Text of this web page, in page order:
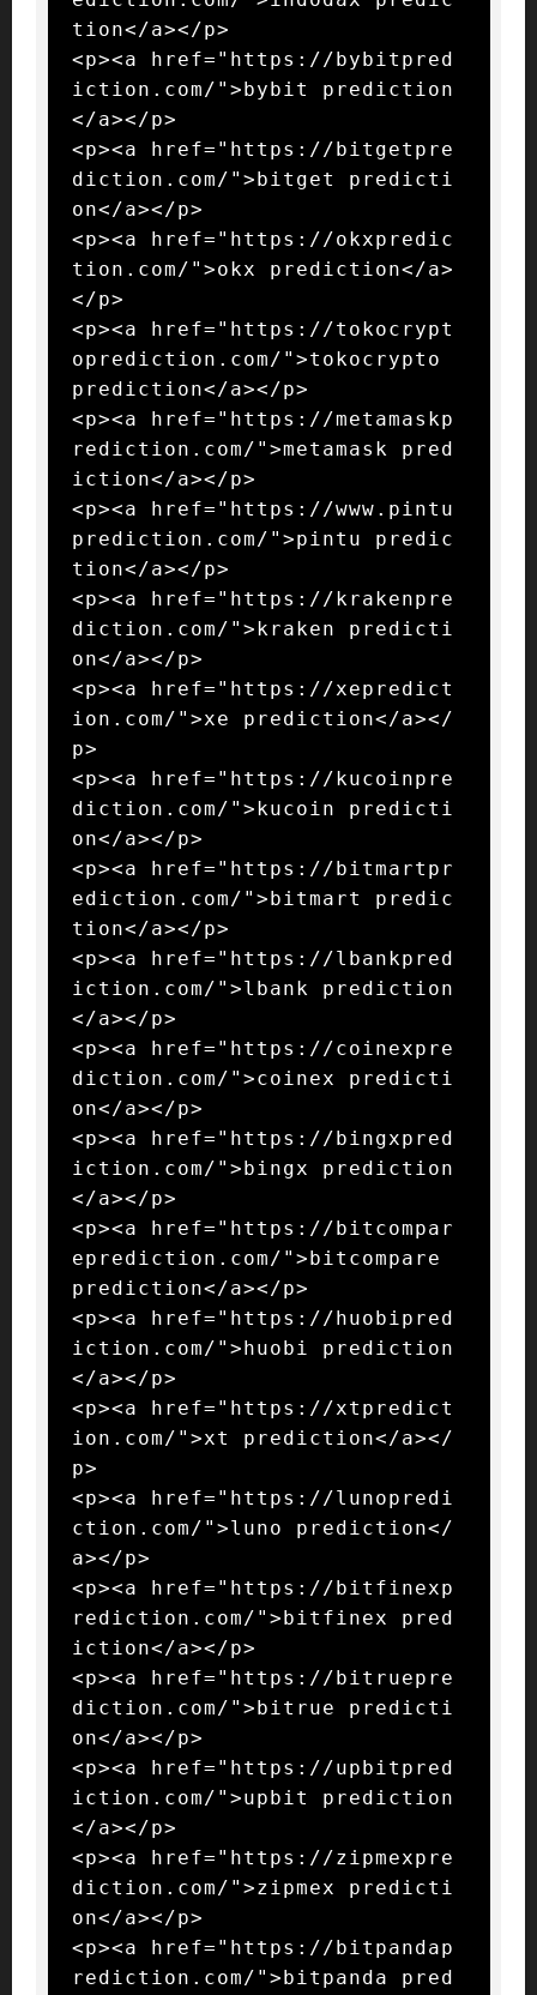
tion</a></p>
<p><a href="https://bybitpred
iction.com/">bybit prediction
</a></p>
<p><a href="https://bitgetpre
diction.com/">bitget predicti
on</a></p>
<p><a href="https://okxpredic
tion.com/">okx prediction</a>
</p>
<p><a href="https://tokocrypt
oprediction.com/">tokocrypto
prediction</a></p>
<p><a href="https://metamaskp
rediction.com/">metamask pred
iction</a></p>
<p><a href="https://www.pintu
prediction.com/">pintu predic
tion</a></p>
<p><a href="https://krakenpre
diction.com/">kraken predicti
on</a></p>
<p><a href="https://xepredict
ion.com/">xe prediction</a></
p>
<p><a href="https://kucoinpre
diction.com/">kucoin predicti
on</a></p>
<p><a href="https://bitmartpr
ediction.com/">bitmart predic
tion</a></p>
<p><a href="https://lbankpred
iction.com/">lbank prediction
</a></p>
<p><a href="https://coinexpre
diction.com/">coinex predicti
on</a></p>
<p><a href="https://bingxpred
iction.com/">bingx prediction
</a></p>
<p><a href="https://bitcompar
eprediction.com/">bitcompare
prediction</a></p>
<p><a href="https://huobipred
iction.com/">huobi prediction
</a></p>
<p><a href="https://xtpredict
ion.com/">xt prediction</a></
p>
<p><a href="https://lunopredi
ction.com/">luno prediction</
a></p>
<p><a href="https://bitfinexp
rediction.com/">bitfinex pred
iction</a></p>
<p><a href="https://bitruepre
diction.com/">bitrue predicti
on</a></p>
<p><a href="https://upbitpred
iction.com/">upbit prediction
</a></p>
<p><a href="https://zipmexpre
diction.com/">zipmex predicti
on</a></p>
<p><a href="https://bitpandap
rediction.com/">bitpanda pred